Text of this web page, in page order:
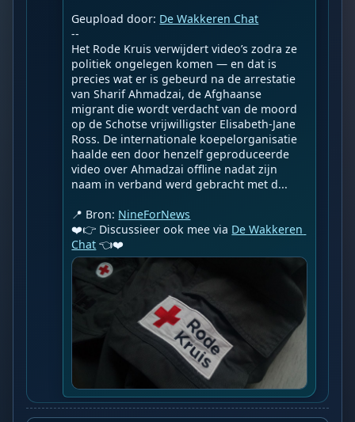
Geupload door: De Wakkeren Chat
--
Het Rode Kruis verwijdert video’s zodra ze
politiek ongelegen komen — en dat is
precies wat er is gebeurd na de arrestatie
van Sharif Ahmadzai, de Afghaanse
migrant die wordt verdacht van de moord
op de Schotse vrijwilligster Elisabeth-Jane
Ross. De internationale koepelorganisatie
haalde een door henzelf geproduceerde
video over Ahmadzai offline nadat zijn
naam in verband werd gebracht met d...
📍 Bron: NineForNews
❤️👉 Discussieer ook mee via De Wakkeren
Chat 👈❤️